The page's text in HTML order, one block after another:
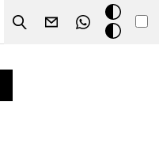
Search
Mode
sombre